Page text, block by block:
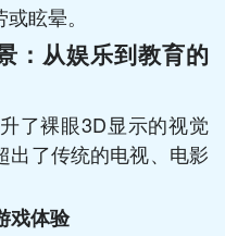
眩晕。
：从娱乐到教育的
了裸眼3D显示的视觉
出了传统的电视、电影
戏体验